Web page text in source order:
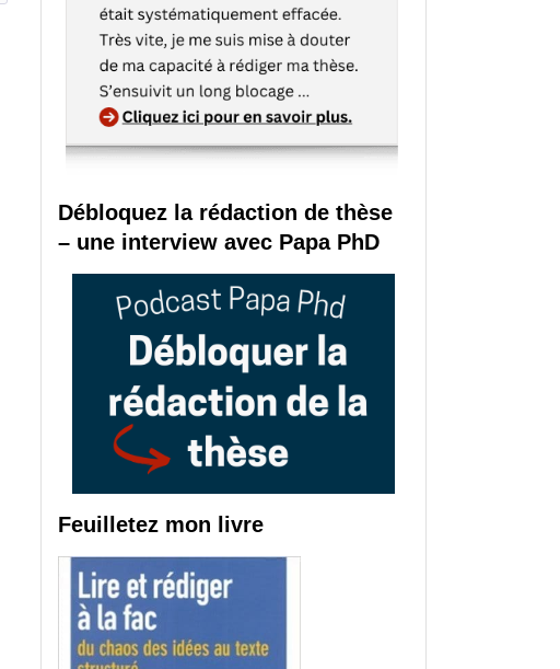
Débloquez la rédaction de thèse
– une interview avec Papa PhD
Feuilletez mon livre